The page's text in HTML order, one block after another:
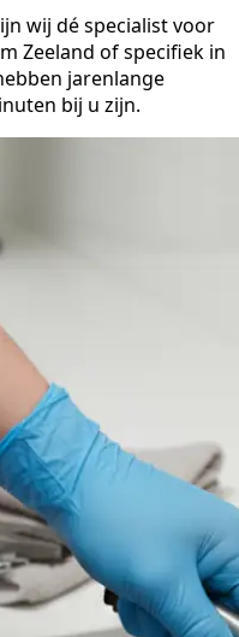
wij dé specialist voor
Zeeland of specifiek in
jarenlange
bij u zijn.